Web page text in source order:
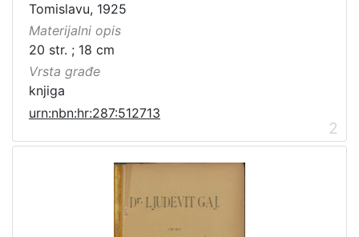
Tomislavu, 1925
Materijalni opis
20 str. ; 18 cm
Vrsta građe
knjiga
urn:nbn:hr:287:512713
2